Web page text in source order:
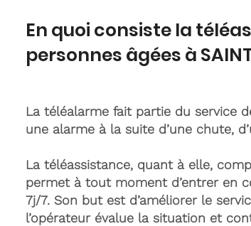
En quoi consiste la
personnes âgées à
La téléalarme fait partie du service
une alarme à la suite d’une chute,
La téléassistance, quant à elle,
permet à tout moment d’entrer en
7j/7. Son but est d’améliorer le
l’opérateur évalue la situation et